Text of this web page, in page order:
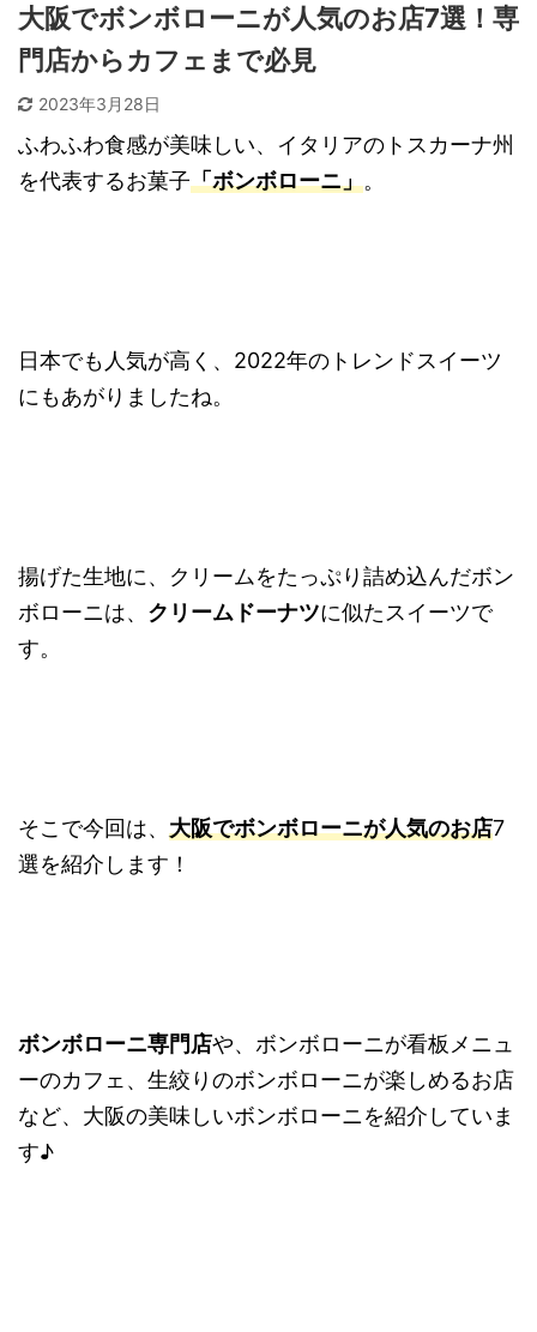
大阪でボンボローニが人気のお店7選！専
門店からカフェまで必見
2023年3月28日
ふわふわ食感が美味しい、イタリアのトスカーナ州
を代表するお菓子「ボンボローニ」。
日本でも人気が高く、2022年のトレンドスイーツ
にもあがりましたね。
揚げた生地に、クリームをたっぷり詰め込んだボン
ボローニは、 クリームドーナツに似たスイーツで
す。
そこで今回は、 大阪でボンボローニが人気のお店7
選を紹介します！
ボンボローニ専門店や、ボンボローニが看板メニュ
ーのカフェ、生絞りのボンボローニが楽しめるお店
など、大阪の美味しいボンボローニを紹介していま
す♪